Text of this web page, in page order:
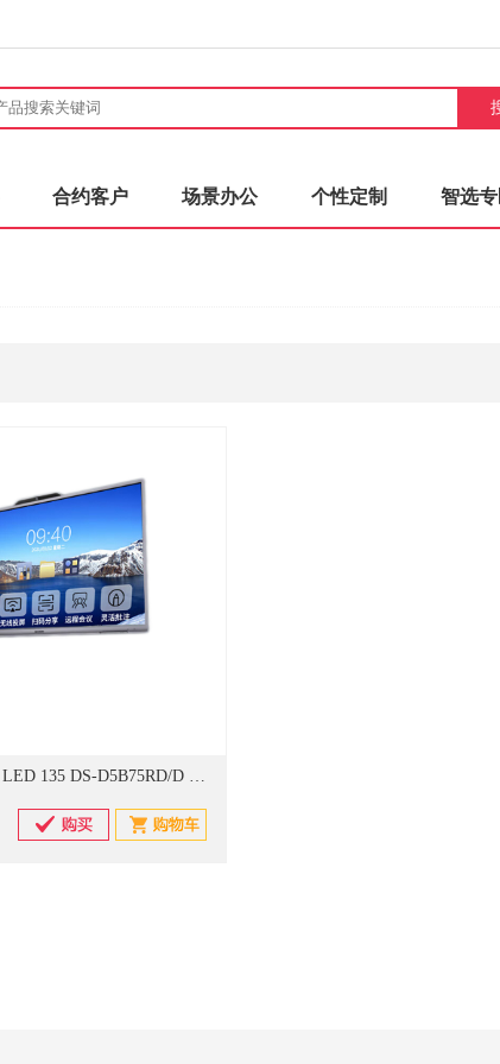
合约客户 场景办公 个性定制 智选
海康威视 HW LED 135 DS-D5B75RD/D 支架+OPS电脑+投屏器+4USB相机+6-8米无线麦克风+触控笔 会议平板 (单位：套)